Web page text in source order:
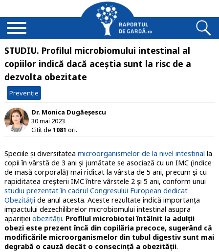
STUDIU. Profilul microbiomului intestinal al
copiilor indică dacă aceștia sunt la risc de a
dezvolta obezitate
Prevenție
Dr. Monica Dugăeșescu
30 mai 2023
Citit de 1081 ori.
Speciile și diversitatea microorganismelor de la nivel intestinal la
copii în vârstă de 3 ani și jumătate se asociază cu un IMC (indice
de masă corporală) mai ridicat la vârsta de 5 ani, precum și cu
rapiditatea creșterii IMC între vârstele 2 și 5 ani, conform unui
studiu prezentat în cadrul Congresului European dedicat
Obezității de anul acesta. Aceste rezultate indică importanța
impactului dezechilibrelor microbiomului intestinal asupra
apariției obezității. Profilul microbiotei întâlnit la adulții
obezi este prezent încă din copilăria precoce, sugerând că
modificările microorganismelor din tubul digestiv sunt mai
degrabă o cauză decât o consecință a obezității.